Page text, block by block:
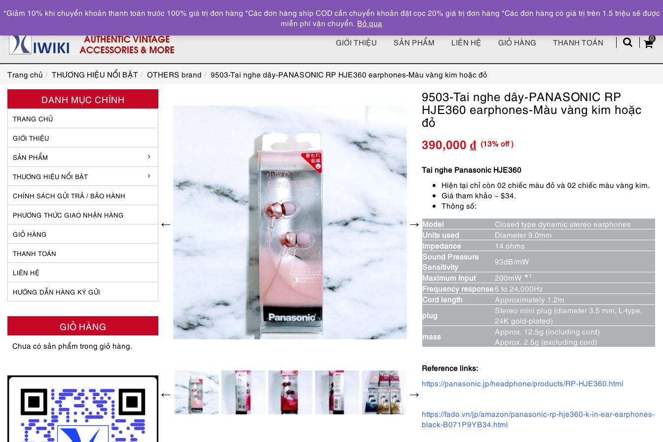
z
0
GIỚI THIỆU SẢN PHẨM LIÊN HỆ GIỎ HÀNG THANH TOÁN
Trang chủ THƯƠNG HIỆU NỔI BẬT OTHERS brand 9503-Tai nghe dây-PANASONIC RP HJE360 earphones-Màu vàng kim hoặc đỏ
9503-Tai nghe dây-PANASONIC RP
HJE360 earphones-Màu vàng kim hoặc
đỏ
Giá
gốc
là:
450,000 ₫.
390,000 ₫
Giá
hiện
tại
là:
390,000 ₫.
(13% off )
Tai nghe Panasonic HJE360
Hiện tại chỉ còn 02 chiếc màu đỏ và 02 chiếc màu vàng kim.
Giá tham khảo ~ $34.
Thông số:
Model
Closed type dynamic stereo earphones
Units used
Diameter 9.0mm
Impedance
14 ohms
Sound Pressure
Sensitivity
93dB/mW
Maximum Input
200mW ★1
Frequency response6 to 24,000Hz
Cord length
Approximately 1.2m
plug
Stereo mini plug (diameter 3.5 mm, L-type,
24K gold-plated)
mass
Approx. 12.5g (including cord)
Approx. 2.5g (excluding cord)
Reference links:
https://panasonic.jp/headphone/products/RP-HJE360.html
https://fado.vn/jp/amazon/panasonic-rp-hje360-k-in-ear-earphones-
black-B071P9YB34.html
DANH MỤC CHÍNH
TRANG CHỦ
GIỚI THIỆU
SẢN PHẨM
THƯƠNG HIỆU NỔI BẬT
CHÍNH SÁCH GỬI TRẢ / BẢO HÀNH
PHƯƠNG THỨC GIAO NHẬN HÀNG
GIỎ HÀNG
THANH TOÁN
LIÊN HỆ
HƯỚNG DẪN HÀNG KÝ GỬI
GIỎ HÀNG
Chưa có sản phẩm trong giỏ hàng.
*Giảm 10% khi chuyển khoản thanh toán trước 100% giá trị đơn hàng *Các đơn hàng ship COD cần chuyển khoản đặt cọc 20% giá trị đơn hàng *Các đơn hàng có giá trị trên 1.5 triệu sẽ được
miễn phí vận chuyển. Bỏ qua